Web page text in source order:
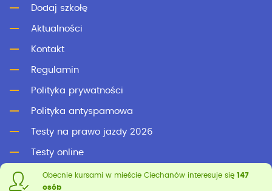
Obecnie kursami w mieście Ciechanów interesuje się 147
osób
Dodaj szkołę
Aktualności
Kontakt
Regulamin
Polityka prywatności
Polityka antyspamowa
Testy na prawo jazdy 2026
Testy online